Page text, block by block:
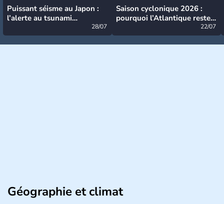
Puissant séisme au Japon :
l’alerte au tsunami
28/07
Saison cyclonique 2026 :
pourquoi l’Atlantique reste
22/07
Géographie et climat